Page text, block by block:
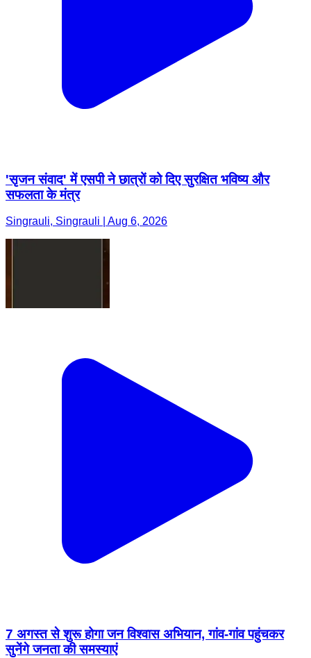
'सृजन संवाद' में एसपी ने छात्रों को दिए सुरक्षित भविष्य और
सफलता के मंत्र
Singrauli, Singrauli | Aug 6, 2026
7 अगस्त से शुरू होगा जन विश्वास अभियान, गांव-गांव पहुंचकर
सुनेंगे जनता की समस्याएं